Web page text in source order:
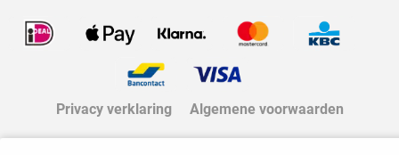
Privacy verklaring Algemene voorwaarden